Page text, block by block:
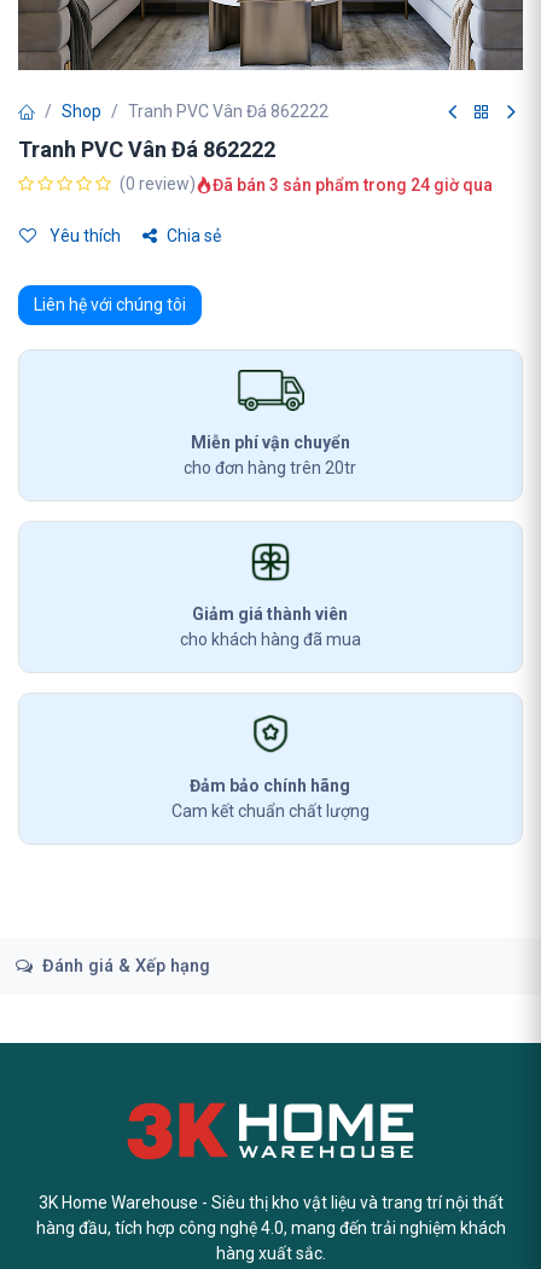
Shop Tranh PVC Vân Đá 862222
Tranh PVC Vân Đá 862222
(0 review) Đã bán 3 sản phẩm trong 24 giờ qua
Yêu thích Chia sẻ
Liên hệ với chúng tôi
Miễn phí vận chuyển
cho đơn hàng trên 20tr
Giảm giá thành viên
cho khách hàng đã mua
Đảm bảo chính hãng
Cam kết chuẩn chất lượng
Đánh giá & Xếp hạng
3K Home Warehouse - Siêu thị kho vật liệu và trang trí nội thất
hàng đầu, tích hợp công nghệ 4.0, mang đến trải nghiệm khách
hàng xuất sắc.